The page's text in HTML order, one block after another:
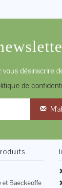
de
et Baeckeoffe